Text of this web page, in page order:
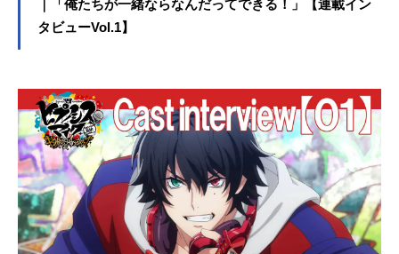
幕！作品名ヒプノシスマイク-Divisio
ュール2023年10月6日（金）〜2023
年12月29日（金）TOKYOMXほか話
数全13話キャスト山田一郎：木村昴
山田二郎：石谷春貴山田三郎：天﨑
滉平碧棺左馬刻：浅沼晋太郎入間銃
兎：駒田航毒島メイソン理鶯：神尾
晋一郎飴...
｜「俺たちが一緒ならなんだってできる！」【連載イン
タビューVol.1】